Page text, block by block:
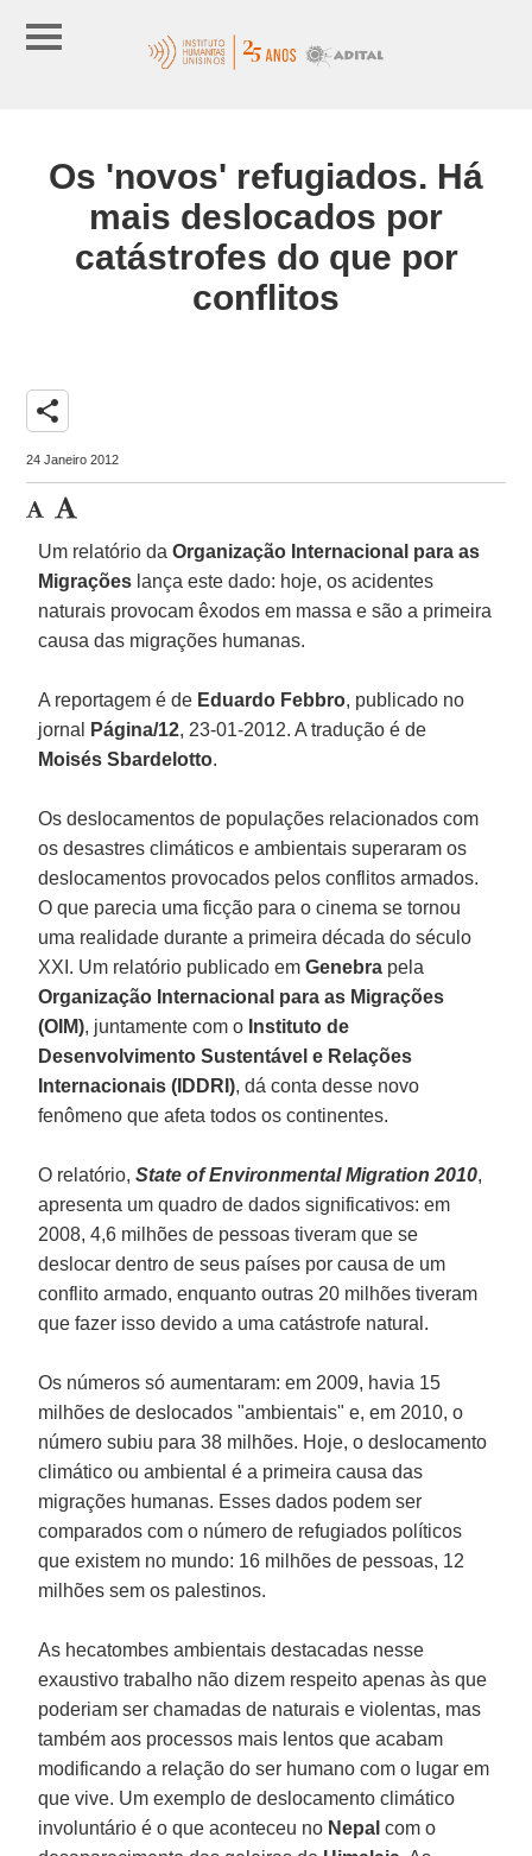
Os 'novos' refugiados. Há
mais deslocados por
catástrofes do que por
conflitos
share
24 Janeiro 2012
Um relatório daOrganização Internacional para as
Migrações lança este dado: hoje, os acidentes
naturais provocam êxodos em massa e são a primeira
causa das migrações humanas.
A reportagem é de Eduardo Febbro, publicado no
jornal
Página/12, 23-01-2012. A tradução é de
Moisés Sbardelotto.
Os deslocamentos de populações relacionados com
os desastres climáticos e ambientais superaram os
deslocamentos provocados pelos conflitos armados.
O que parecia uma ficção para o cinema se tornou
uma realidade durante a primeira década do século
XXI. Um relatório publicado emGenebra pela
Organização Internacional para as Migrações
(OIM), juntamente com o Instituto de
Desenvolvimento Sustentável e Relações
Internacionais (IDDRI), dá conta desse novo
fenômeno que afeta todos os continentes.
O relatório,State of Environmental Migration 2010,
apresenta um quadro de dados significativos: em
2008, 4,6 milhões de pessoas tiveram que se
deslocar dentro de seus países por causa de um
conflito armado, enquanto outras 20 milhões tiveram
que fazer isso devido a uma catástrofe natural.
Os números só aumentaram: em 2009, havia 15
milhões de deslocados "ambientais" e, em 2010, o
número subiu para 38 milhões. Hoje, o deslocamento
climático ou ambiental é a primeira causa das
migrações humanas. Esses dados podem ser
comparados com o número de refugiados políticos
que existem no mundo: 16 milhões de pessoas, 12
milhões sem os palestinos.
As hecatombes ambientais destacadas nesse
exaustivo trabalho não dizem respeito apenas às que
poderiam ser chamadas de naturais e violentas, mas
também aos processos mais lentos que acabam
modificando a relação do ser humano com o lugar em
que vive. Um exemplo de deslocamento climático
involuntário é o que aconteceu no Nepalcom o